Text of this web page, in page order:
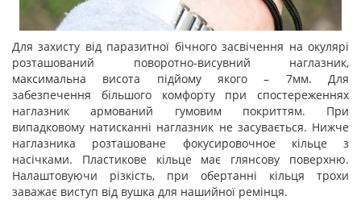
Для захисту від паразитної бічного засвічення на окулярі
розташований поворотно-висувний наглазник,
максимальна висота підйому якого – 7мм. Для
забезпечення більшого комфорту при спостереженнях
наглазник армований гумовим покриттям. При
випадковому натисканні наглазник не засувається. Нижче
наглазника розташоване фокусировочное кільце з
насічками. Пластикове кільце має глянсову поверхню.
Налаштовуючи різкість, при обертанні кільця трохи
заважає виступ від вушка для нашийної ремінця.